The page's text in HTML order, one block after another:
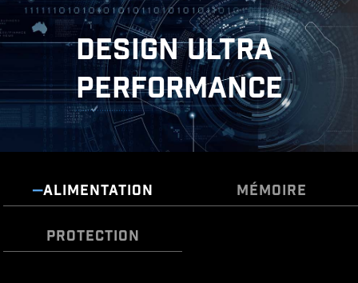
DOUBLE PROTECTION ESD
DESIGN ULTRA
PERFORMANCE
ALIMENTATION MÉMOIRE
PROTECTION